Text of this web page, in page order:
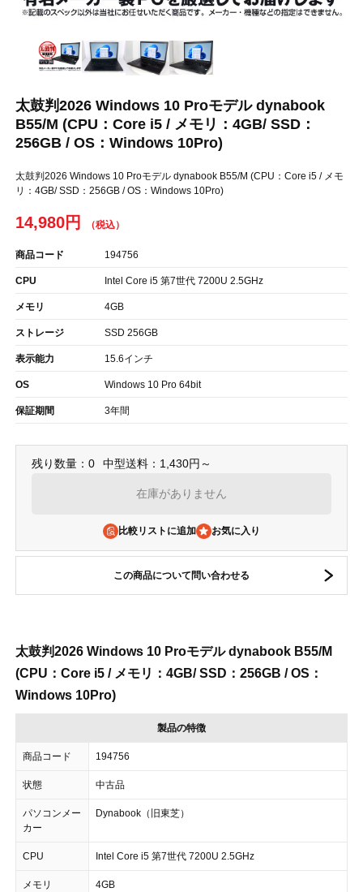
太鼓判2026 Windows 10 Proモデル dynabook
B55/M (CPU：Core i5 / メモリ：4GB/ SSD：
256GB / OS：Windows 10Pro)
太鼓判2026 Windows 10 Proモデル dynabook B55/M (CPU：Core i5 / メモ
リ：4GB/ SSD：256GB / OS：Windows 10Pro)
14,980円
商品コード 194756
CPU Intel Core i5 第7世代 7200U 2.5GHz
メモリ 4GB
ストレージ SSD 256GB
表示能力 15.6インチ
OS Windows 10 Pro 64bit
保証期間 3年間
残り数量：0 中型送料：1,430円～
在庫がありません
比較リストに追加
この商品について問い合わせる
太鼓判2026 Windows 10 Proモデル dynabook B55/M
(CPU：Core i5 / メモリ：4GB/ SSD：256GB / OS：
Windows 10Pro)
製品の特徴
商品コード 194756
状態 中古品
パソコンメー
カー
Dynabook（旧東芝）
CPU Intel Core i5 第7世代 7200U 2.5GHz
メモリ 4GB